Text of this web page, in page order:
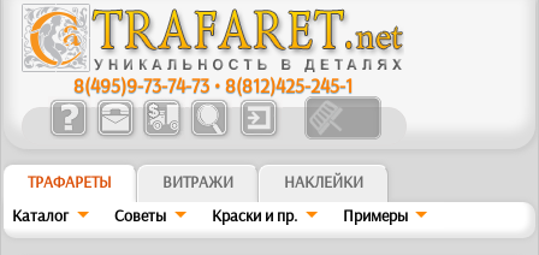
8(495)9-73-74-73 •8(812)425-245-1
ТРАФАРЕТЫ ВИТРАЖИ
НАКЛЕЙКИ
Каталог
Советы Краски и пр. Примеры